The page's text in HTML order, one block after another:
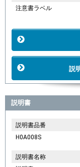
注意書ラベル
説
説明書
説明書品番
H0A008S
説明書名称